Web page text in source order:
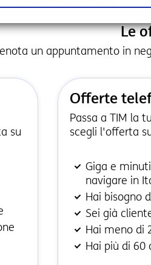
Le
un appuntamento in
su
Offerte
Passa a TIM la
scegli l'offerta
Giga e
navigare in
Hai bisogno
Sei già
Hai meno di
Hai più di 60